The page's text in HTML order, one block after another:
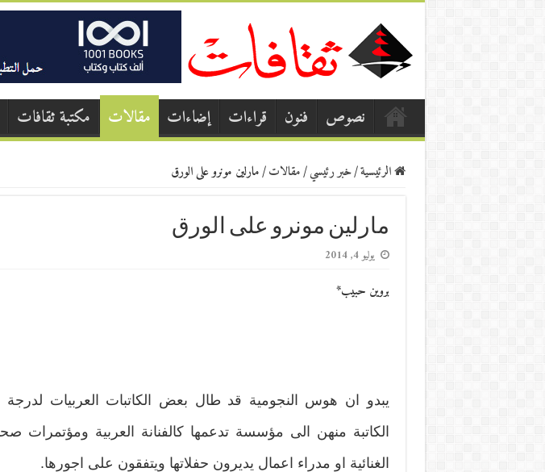
نصوص فنون قراءات إضاءات مقالات مكتبة ثقافات
الرئيسية/خبر رئيسي/مقالات/مارلين مونرو على الورق
مارلين مونرو على الورق
يوليو 4, 2014
بروين حبيب*
يبدو ان هوس النجومية قد طال بعض الكاتبات العربيات لدرجة
الكاتبة منهن الى مؤسسة تدعمها كالفنانة العربية ومؤتمرات
الغنائية او مدراء اعمال يديرون حفلاتها ويتفقون على اجورها.